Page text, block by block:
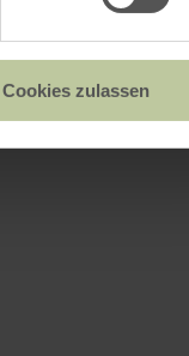
Cookies zulassen